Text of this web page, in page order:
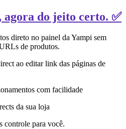
agora do jeito certo. ✅
direto no painel da Yampi sem
de produtos.
ao editar link das páginas de
com facilidade
da sua loja
controle para você.